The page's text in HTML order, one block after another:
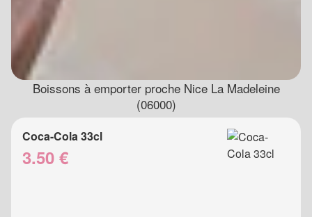
Boissons à emporter proche Nice La Madeleine
(06000)
Coca-Cola 33cl
3.50 €